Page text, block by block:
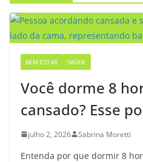
BEM-ESTAR SAÚDE
Você dorme 8
cansado? Esse
julho 2, 2026 Sabrina Moretti
Entenda por que dormir 8